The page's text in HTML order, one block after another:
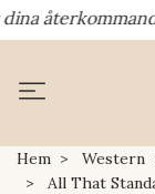
köp"
Hem Western
All That